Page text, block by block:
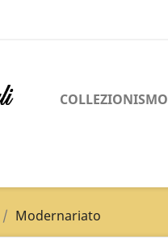
COLLEZIONISMO
Modernariato